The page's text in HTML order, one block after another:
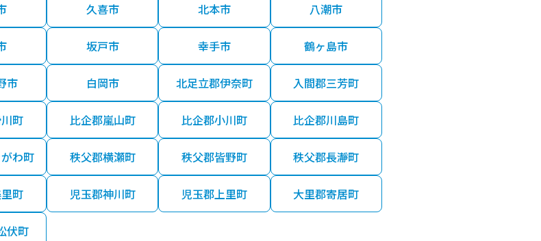
久喜市 北本市 八潮市
坂戸市 幸手市 鶴ヶ島市
市 白岡市 北足立郡伊奈町 入間郡三芳町
町 比企郡嵐山町 比企郡小川町 比企郡川島町
わ町 秩父郡横瀬町 秩父郡皆野町 秩父郡長瀞町
町 児玉郡神川町 児玉郡上里町 大里郡寄居町
伏町